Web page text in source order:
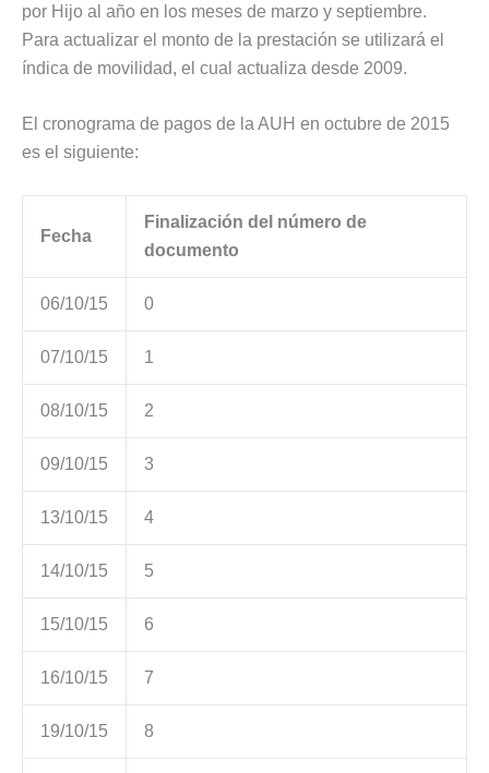
por Hijo al año en los meses de marzo y septiembre.
Para actualizar el monto de la prestación se utilizará el
índica de movilidad, el cual actualiza desde 2009.
El cronograma de pagos de la AUH en octubre de 2015
es el siguiente:
Fecha
Finalización del número de
documento
06/10/15 0
07/10/15 1
08/10/15 2
09/10/15 3
13/10/15 4
14/10/15 5
15/10/15 6
16/10/15 7
19/10/15 8